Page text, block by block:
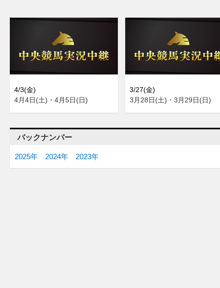
4/3(金)
4月4日(土)・4月5日(日)
3/27(金)
3月28日(土)・3月29日(日)
バックナンバー
2025年 2024年 2023年